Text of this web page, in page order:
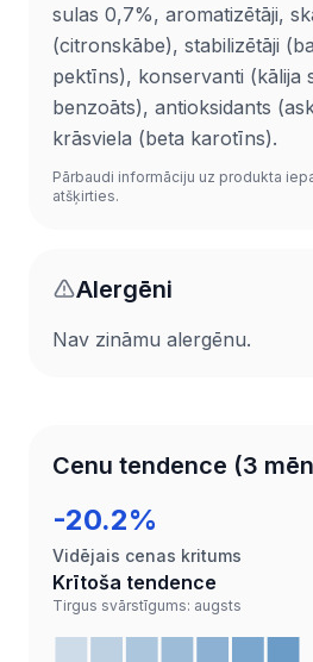
sulas 0,7%, aromatizētāji,
(citronskābe), stabilizētāji
pektīns), konservanti (kālija
benzoāts), antioksidants
krāsviela (beta karotīns).
Pārbaudi informāciju uz produkta
atšķirties.
Alergēni
Nav zināmu alergēnu.
Cenu tendence (3
-20.2%
Vidējais cenas kritums
Krītoša tendence
Tirgus svārstīgums: augsts